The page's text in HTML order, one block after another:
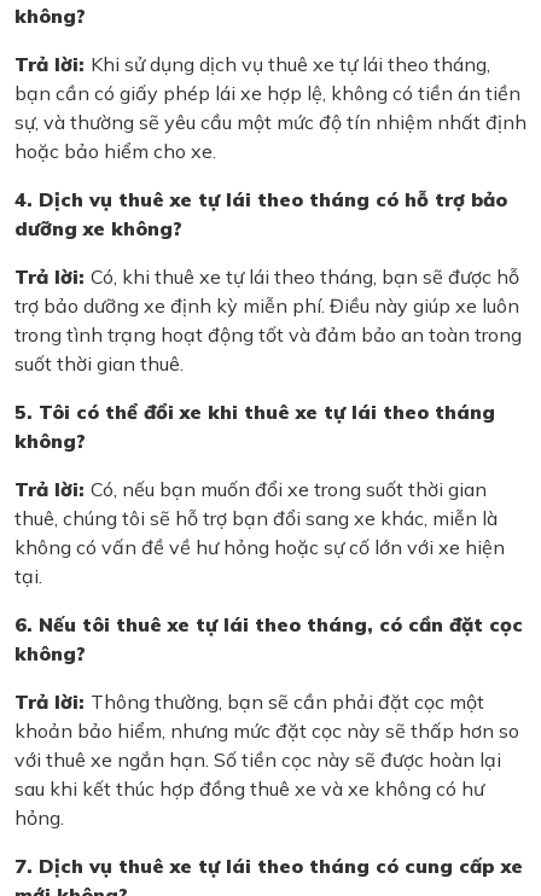
không?
Trả lời: Khi sử dụng dịch vụ thuê xe tự lái theo tháng,
bạn cần có giấy phép lái xe hợp lệ, không có tiền án tiền
sự, và thường sẽ yêu cầu một mức độ tín nhiệm nhất định
hoặc bảo hiểm cho xe.
4. Dịch vụ thuê xe tự lái theo tháng có hỗ trợ bảo
dưỡng xe không?
Trả lời: Có, khi thuê xe tự lái theo tháng, bạn sẽ được hỗ
trợ bảo dưỡng xe định kỳ miễn phí. Điều này giúp xe luôn
trong tình trạng hoạt động tốt và đảm bảo an toàn trong
suốt thời gian thuê.
5. Tôi có thể đổi xe khi thuê xe tự lái theo tháng
không?
Trả lời: Có, nếu bạn muốn đổi xe trong suốt thời gian
thuê, chúng tôi sẽ hỗ trợ bạn đổi sang xe khác, miễn là
không có vấn đề về hư hỏng hoặc sự cố lớn với xe hiện
tại.
6. Nếu tôi thuê xe tự lái theo tháng, có cần đặt cọc
không?
Trả lời: Thông thường, bạn sẽ cần phải đặt cọc một
khoản bảo hiểm, nhưng mức đặt cọc này sẽ thấp hơn so
với thuê xe ngắn hạn. Số tiền cọc này sẽ được hoàn lại
sau khi kết thúc hợp đồng thuê xe và xe không có hư
hỏng.
7. Dịch vụ thuê xe tự lái theo tháng có cung cấp xe